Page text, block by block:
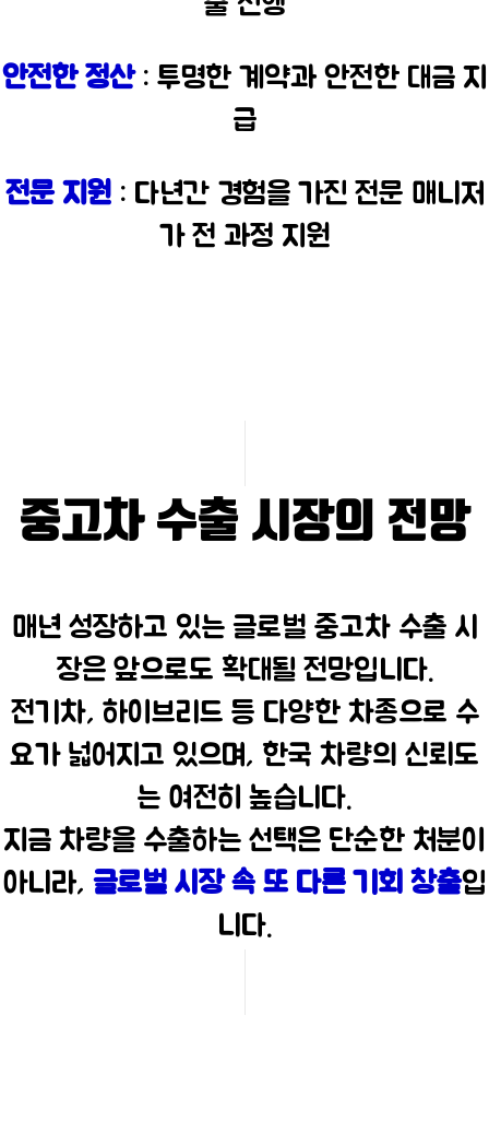
안전한 정산 : 투명한 계약과 안전한 대금 지
급
전문 지원 : 다년간 경험을 가진 전문 매니저
가 전 과정 지원
중고차 수출 시장의 전망
매년 성장하고 있는 글로벌 중고차 수출 시
장은 앞으로도 확대될 전망입니다.
전기차, 하이브리드 등 다양한 차종으로 수
요가 넓어지고 있으며, 한국 차량의 신뢰도
는 여전히 높습니다.
지금 차량을 수출하는 선택은 단순한 처분이
아니라, 글로벌 시장 속 또 다른 기회 창출입
니다.